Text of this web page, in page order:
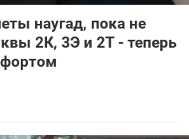
наугад, пока не
2К, 3Э и 2Т - теперь